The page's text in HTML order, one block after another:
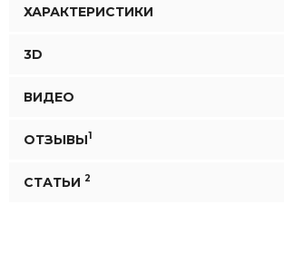
ХАРАКТЕРИСТИКИ
3D
ВИДЕО
ОТЗЫВЫ1
СТАТЬИ 2